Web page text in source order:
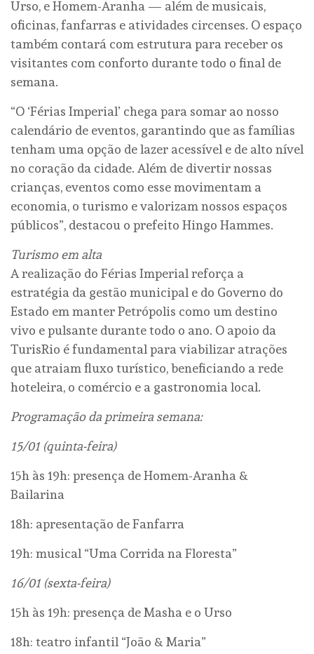
Urso, e Homem-Aranha — além de musicais,
oficinas, fanfarras e atividades circenses. O espaço
também contará com estrutura para receber os
visitantes com conforto durante todo o final de
semana.
“O ‘Férias Imperial’ chega para somar ao nosso
calendário de eventos, garantindo que as famílias
tenham uma opção de lazer acessível e de alto nível
no coração da cidade. Além de divertir nossas
crianças, eventos como esse movimentam a
economia, o turismo e valorizam nossos espaços
públicos”, destacou o prefeito Hingo Hammes.
Turismo em alta
A realização do Férias Imperial reforça a
estratégia da gestão municipal e do Governo do
Estado em manter Petrópolis como um destino
vivo e pulsante durante todo o ano. O apoio da
TurisRio é fundamental para viabilizar atrações
que atraiam fluxo turístico, beneficiando a rede
hoteleira, o comércio e a gastronomia local.
Programação da primeira semana:
15/01 (quinta-feira)
15h às 19h: presença de Homem-Aranha &
Bailarina
18h: apresentação de Fanfarra
19h: musical “Uma Corrida na Floresta”
16/01 (sexta-feira)
15h às 19h: presença de Masha e o Urso
18h: teatro infantil “João & Maria”